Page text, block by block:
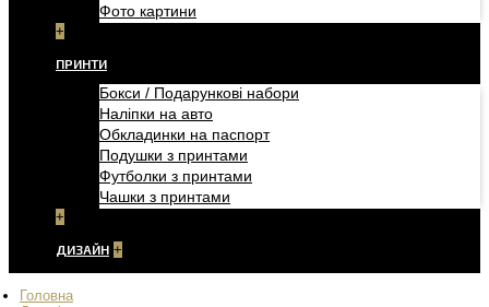
Фото картини
+
ПРИНТИ
Бокси / Подарункові набори
Наліпки на авто
Обкладинки на паспорт
Подушки з принтами
Футболки з принтами
Чашки з принтами
+
ДИЗАЙН +
Головна